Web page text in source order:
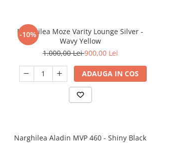
-10%
Narghilea Moze Varity Lounge Silver -
Wavy Yellow
1.000,00 Lei900,00 Lei
ADAUGA IN COS
Narghilea Aladin MVP 460 - Shiny Black